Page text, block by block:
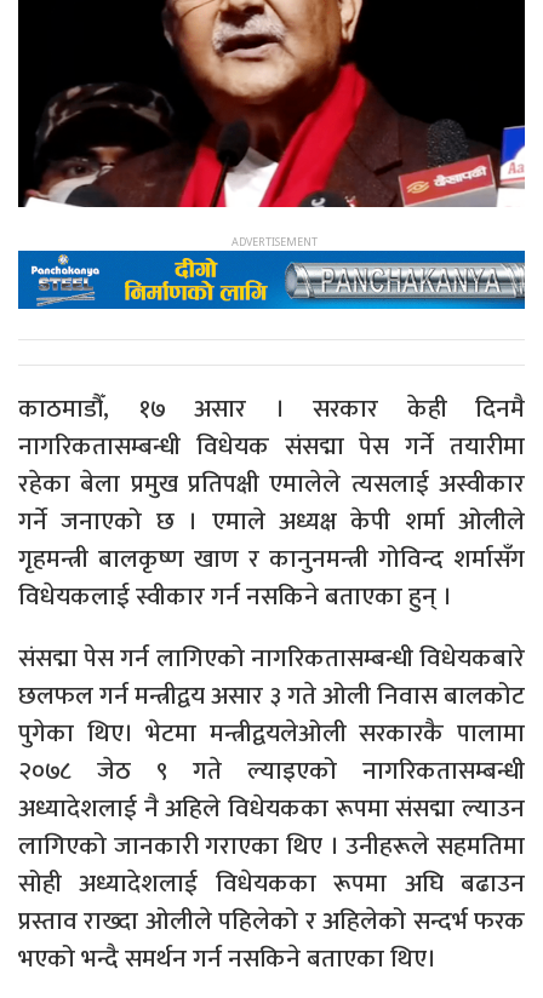
काठमाडौँ, १७ असार । सरकार केही दिनमै
नागरिकतासम्बन्धी विधेयक संसद्मा पेस गर्ने तयारीमा
रहेका बेला प्रमुख प्रतिपक्षी एमालेले त्यसलाई अस्वीकार
गर्ने जनाएको छ । एमाले अध्यक्ष केपी शर्मा ओलीले
गृहमन्त्री बालकृष्ण खाण र कानुनमन्त्री गोविन्द शर्मासँग
विधेयकलाई स्वीकार गर्न नसकिने बताएका हुन् ।
संसद्मा पेस गर्न लागिएको नागरिकतासम्बन्धी विधेयकबारे
छलफल गर्न मन्त्रीद्वय असार ३ गते ओली निवास बालकोट
पुगेका थिए। भेटमा मन्त्रीद्वयलेओली सरकारकै पालामा
२०७८ जेठ ९ गते ल्याइएको नागरिकतासम्बन्धी
अध्यादेशलाई नै अहिले विधेयकका रूपमा संसद्मा ल्याउन
लागिएको जानकारी गराएका थिए । उनीहरूले सहमतिमा
सोही अध्यादेशलाई विधेयकका रूपमा अघि बढाउन
प्रस्ताव राख्दा ओलीले पहिलेको र अहिलेको सन्दर्भ फरक
भएको भन्दै समर्थन गर्न नसकिने बताएका थिए।